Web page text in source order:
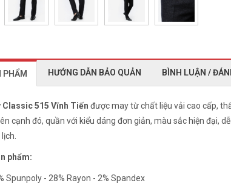
PHẨM HƯỚNG DẪN BẢO QUẢN BÌNH LUẬN /
Classic 515 Vĩnh Tiến được may từ chất liệu vải cao cấp,
cạnh đó, quần với kiểu dáng đơn giản, màu sắc hiện đại,
phẩm:
Spunpoly - 28% Rayon - 2% Spandex